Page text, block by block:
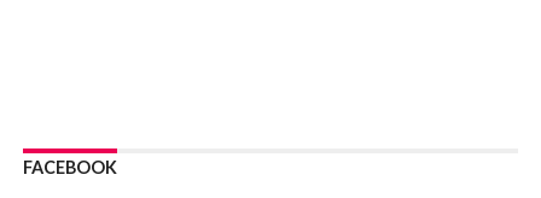
Grzyba: Zenek Martyniuk i Justyna Steczkowska
FACEBOOK